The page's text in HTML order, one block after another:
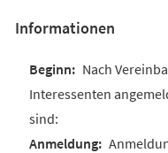
Informationen
Nach
Interessenten
sind: